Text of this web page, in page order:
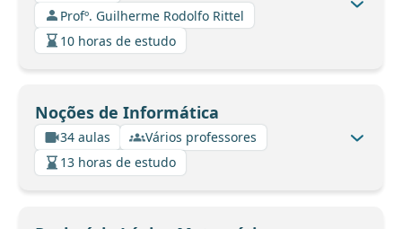
Profº. Guilherme Rodolfo Rittel
10 horas de estudo
Noções de Informática
34 aulas
Vários professores
13 horas de estudo